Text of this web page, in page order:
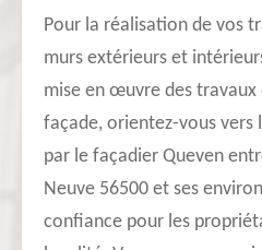
Pour la réalisation de vos
murs extérieurs et
mise en œuvre des
façade, orientez-vous vers
par le façadier Queven
Neuve 56500 et ses
confiance pour les